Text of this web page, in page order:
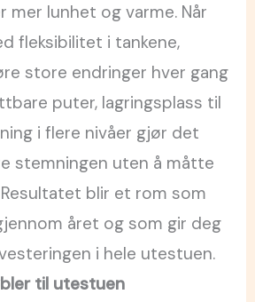
mer lunhet og varme. Når
fleksibilitet i tankene,
store endringer hver gang
puter, lagringsplass til
i flere nivåer gjør det
stemningen uten å måtte
blir et rom som
året og som gir deg
i hele utestuen.
til utestuen